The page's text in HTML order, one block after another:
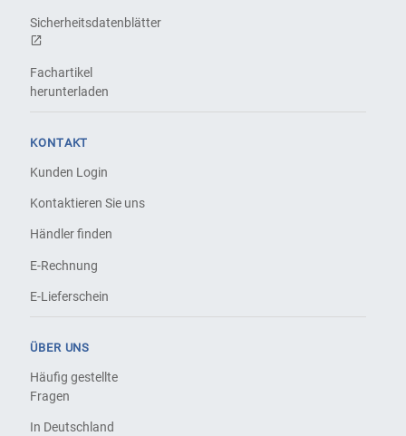
Sicherheitsdatenblätter
Fachartikel
herunterladen
KONTAKT
Kunden Login
Kontaktieren Sie uns
Händler finden
E-Rechnung
E-Lieferschein
ÜBER UNS
Häufig gestellte
Fragen
In Deutschland